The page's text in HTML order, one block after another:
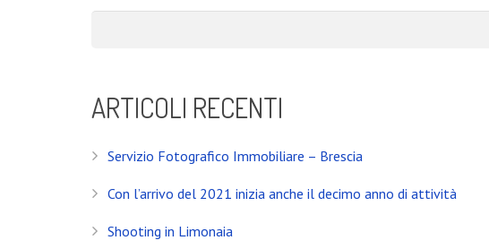
ARTICOLI RECENTI
Servizio Fotografico Immobiliare – Brescia
Con l’arrivo del 2021 inizia anche il decimo anno di attività
Shooting in Limonaia